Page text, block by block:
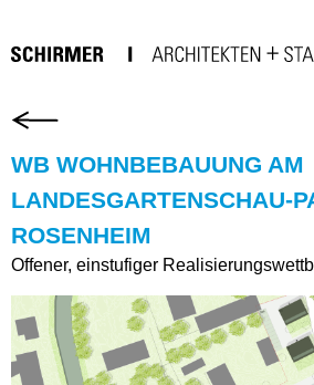
WB WOHNBEBAUUNG AM
LANDESGARTENSCHAU-
ROSENHEIM
Offener, einstufiger